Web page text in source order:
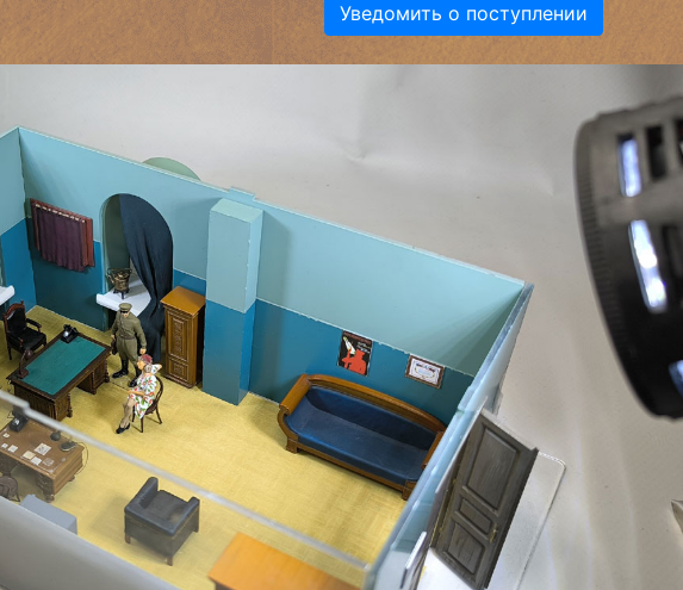
Уведомить о поступлении